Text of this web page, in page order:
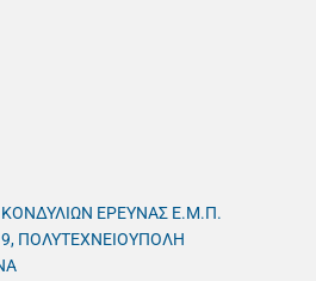
ΕΡΕΥΝΑΣ Ε.Μ.Π.
ΠΟΛΥΤΕΧΝΕΙΟΥΠΟΛΗ